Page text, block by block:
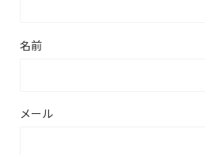
名前
メール